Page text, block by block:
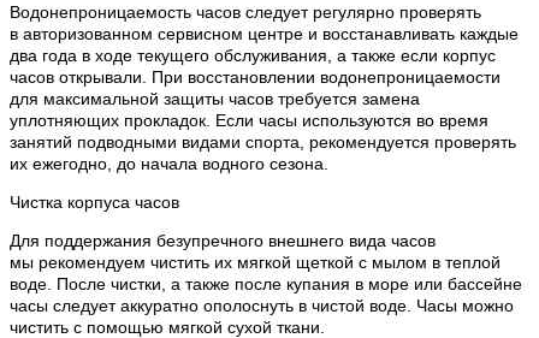
Водонепроницаемость часов следует регулярно проверять
в авторизованном сервисном центре и восстанавливать каждые
два года в ходе текущего обслуживания, а также если корпус
часов открывали. При восстановлении водонепроницаемости
для максимальной защиты часов требуется замена
уплотняющих прокладок. Если часы используются во время
занятий подводными видами спорта, рекомендуется проверять
их ежегодно, до начала водного сезона.
Чистка корпуса часов
Для поддержания безупречного внешнего вида часов
мы рекомендуем чистить их мягкой щеткой с мылом в теплой
воде. После чистки, а также после купания в море или бассейне
часы следует аккуратно ополоснуть в чистой воде. Часы можно
чистить с помощью мягкой сухой ткани.